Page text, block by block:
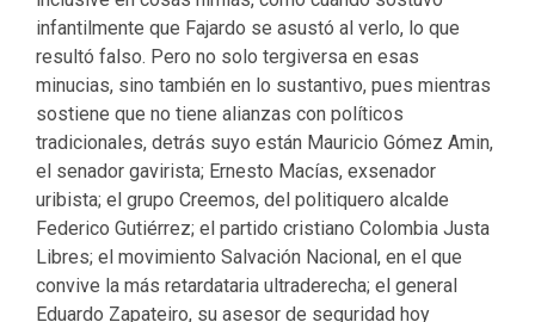
infantilmente que Fajardo se asustó al verlo, lo que
resultó falso. Pero no solo tergiversa en esas
minucias, sino también en lo sustantivo, pues mientras
sostiene que no tiene alianzas con políticos
tradicionales, detrás suyo están Mauricio Gómez Amin,
el senador gavirista; Ernesto Macías, exsenador
uribista; el grupo Creemos, del politiquero alcalde
Federico Gutiérrez; el partido cristiano Colombia Justa
Libres; el movimiento Salvación Nacional, en el que
convive la más retardataria ultraderecha; el general
Eduardo Zapateiro, su asesor de seguridad hoy